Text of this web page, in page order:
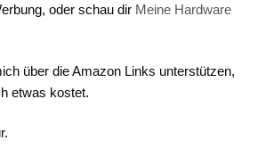
oder schau dir Meine Hardware
über die Amazon Links unterstützen,
etwas kostet.